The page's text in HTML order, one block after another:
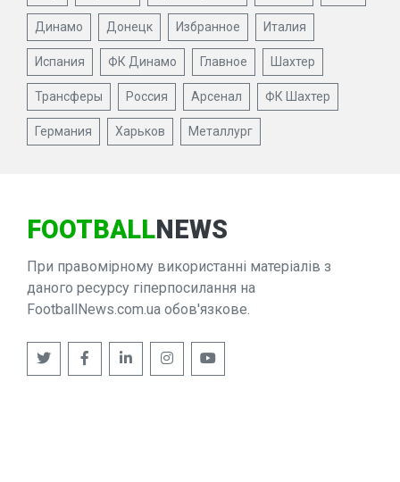
Динамо Донецк Избранное Италия
Испания ФК Динамо Главное Шахтер
Трансферы Россия Арсенал ФК Шахтер
Германия Харьков Металлург
FOOTBALLNEWS
При правомірному використанні матеріалів з
даного ресурсу гіперпосилання на
FootballNews.com.ua обов'язкове.